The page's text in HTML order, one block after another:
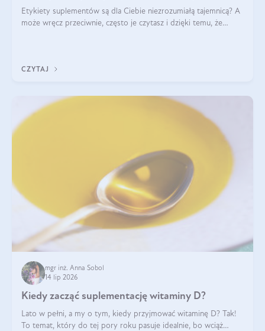
Etykiety suplementów są dla Ciebie niezrozumiałą tajemnicą? A
może wręcz przeciwnie, często je czytasz i dzięki temu, że
CZYTAJ
mgr inż. Anna Sobol
14 lip 2026
Kiedy zacząć suplementację witaminy D?
Lato w pełni, a my o tym, kiedy przyjmować witaminę D? Tak!
To temat, który do tej pory roku pasuje idealnie, bo wciąż